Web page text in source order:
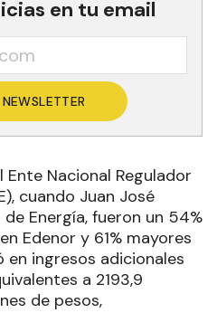
en tu email
Nacional Regulador
cuando Juan José
Energía, fueron un 54%
Edenor y 61% mayores
en ingresos adicionales
a 2193,9
de pesos,